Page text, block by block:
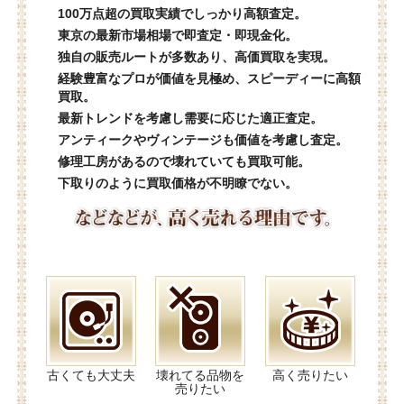
100万点超の買取実績でしっかり高額査定。
東京の最新市場相場で即査定・即現金化。
独自の販売ルートが多数あり、高価買取を実現。
経験豊富なプロが価値を見極め、スピーディーに高額
買取。
最新トレンドを考慮し需要に応じた適正査定。
アンティークやヴィンテージも価値を考慮し査定。
修理工房があるので壊れていても買取可能。
下取りのように買取価格が不明瞭でない。
古くても大丈夫
壊れてる品物を
売りたい
高く売りたい